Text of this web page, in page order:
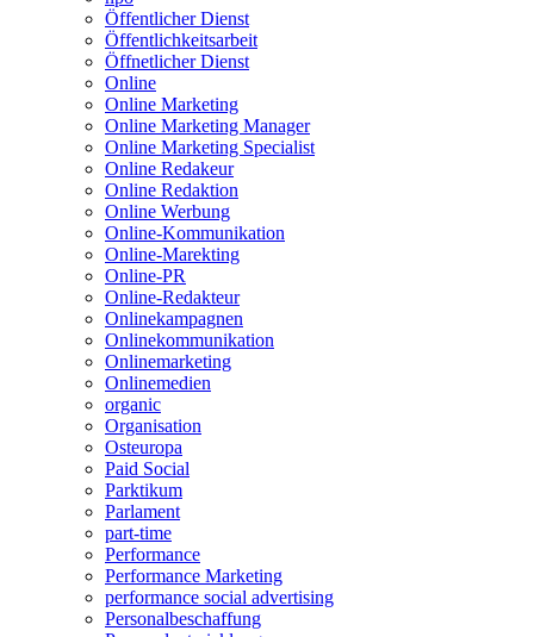
Öffentlicher Dienst
Öffentlichkeitsarbeit
Öffnetlicher Dienst
Online
Online Marketing
Online Marketing Manager
Online Marketing Specialist
Online Redakeur
Online Redaktion
Online Werbung
Online-Kommunikation
Online-Marekting
Online-PR
Online-Redakteur
Onlinekampagnen
Onlinekommunikation
Onlinemarketing
Onlinemedien
organic
Organisation
Osteuropa
Paid Social
Parktikum
Parlament
part-time
Performance
Performance Marketing
performance social advertising
Personalbeschaffung